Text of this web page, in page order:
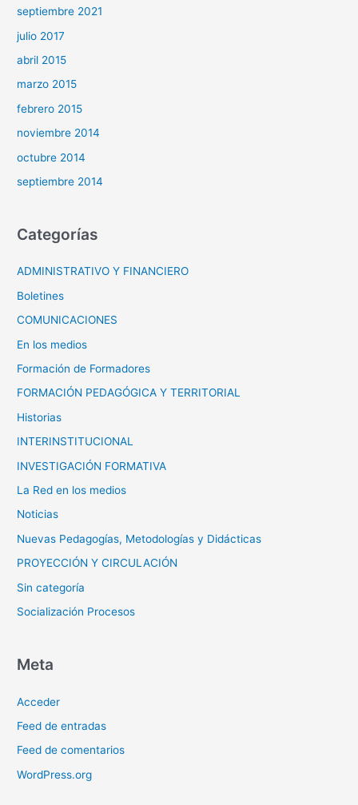
septiembre 2021
julio 2017
abril 2015
marzo 2015
febrero 2015
noviembre 2014
octubre 2014
septiembre 2014
Categorías
ADMINISTRATIVO Y FINANCIERO
Boletines
COMUNICACIONES
En los medios
Formación de Formadores
FORMACIÓN PEDAGÓGICA Y TERRITORIAL
Historias
INTERINSTITUCIONAL
INVESTIGACIÓN FORMATIVA
La Red en los medios
Noticias
Nuevas Pedagogías, Metodologías y Didácticas
PROYECCIÓN Y CIRCULACIÓN
Sin categoría
Socialización Procesos
Meta
Acceder
Feed de entradas
Feed de comentarios
WordPress.org